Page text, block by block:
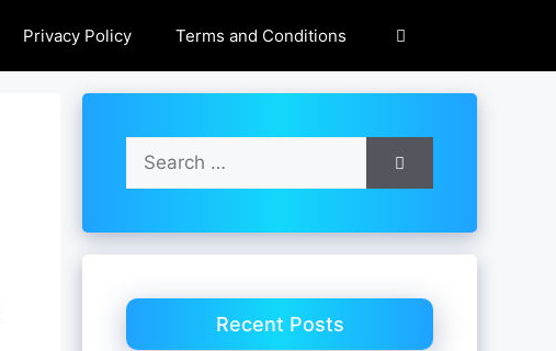
Privacy Policy Terms and Conditions
Search
for:
Recent Posts